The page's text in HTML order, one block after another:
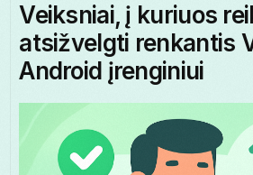
Veiksniai, į kuriuos
atsižvelgti renkantis
Android įrenginiui